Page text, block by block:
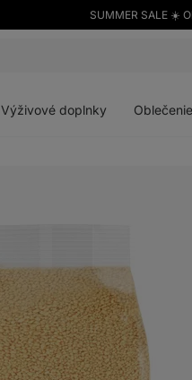
SUMMER SALE ☀️
Výživové doplnky Oblečenie